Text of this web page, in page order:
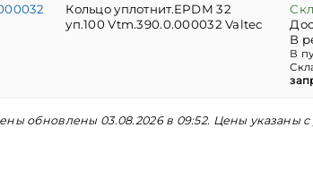
Кольцо уплотнит.EPDM 32
уп.100 Vtm.390.0.000032 Valtec
В
В
обновлены 03.08.2026 в 09:52. Цены указаны